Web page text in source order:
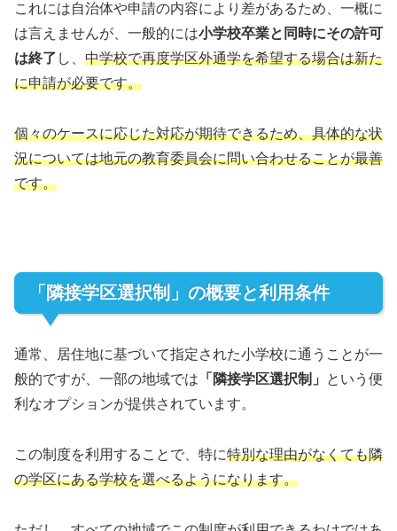
これには自治体や申請の内容により差があるため、一概に
は言えませんが、一般的には小学校卒業と同時にその許可
は終了 し、 中学校で再度学区外通学を希望する場合は新た
に申請が必要です。
個々のケースに応じた対応が期待できるため、具体的な状
況については地元の教育委員会に問い合わせることが最善
です。
「隣接学区選択制」の概要と利用条件
通常、居住地に基づいて指定された小学校に通うことが一
般的ですが、一部の地域では 「隣接学区選択制」
という便
利なオプションが提供されています。
この制度を利用することで、特に特別な理由がなくても隣
の学区にある学校を選べるようになります。